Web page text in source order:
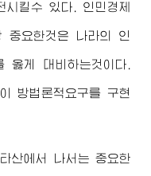
킬수 있다. 인민경제
중요한것은 나라의 인
옳게 대비하는것이다.
방법론적요구를 구현
산에서 나서는 중요한